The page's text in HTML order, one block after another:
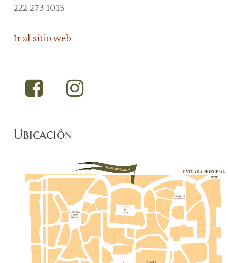
222 273 1013
Ir al sitio web
Ubicación